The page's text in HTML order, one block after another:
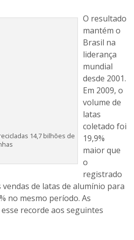
O resultado
mantém o
Brasil na
liderança
mundial
desde 2001.
latas coletado foi 19,9% maior
enquanto as vendas de latas
cresceram 12% no mesmo
atribuem esse recorde aos
seletiva no Brasil (conforme
CEMPRE – Compromisso
-, em 1994 existiam 81
programas permanentes;